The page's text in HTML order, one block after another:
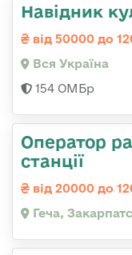
Навідник
від 50000 до
Вся Україна
154 ОМБр
Оператор
станції
від 20000 до
Геча,